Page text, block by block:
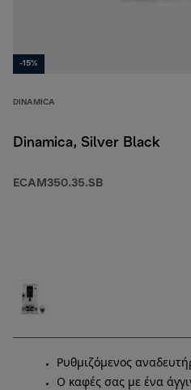
-15%
DINAMICA
Dinamica, Silver Black
ECAM350.35.SB
Ρυθμιζόμενος
Ο καφές σας με ένα